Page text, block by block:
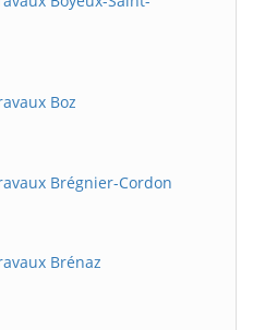
Boz
Brégnier-Cordon
Brénaz